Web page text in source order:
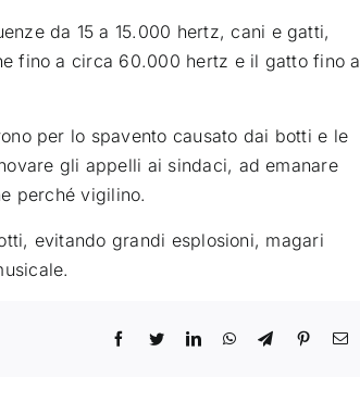
da 15 a 15.000 hertz, cani e gatti,
fino a circa 60.000 hertz e il gatto fino a
per lo spavento causato dai botti e le
gli appelli ai sindaci, ad emanare
perché vigilino.
evitando grandi esplosioni, magari